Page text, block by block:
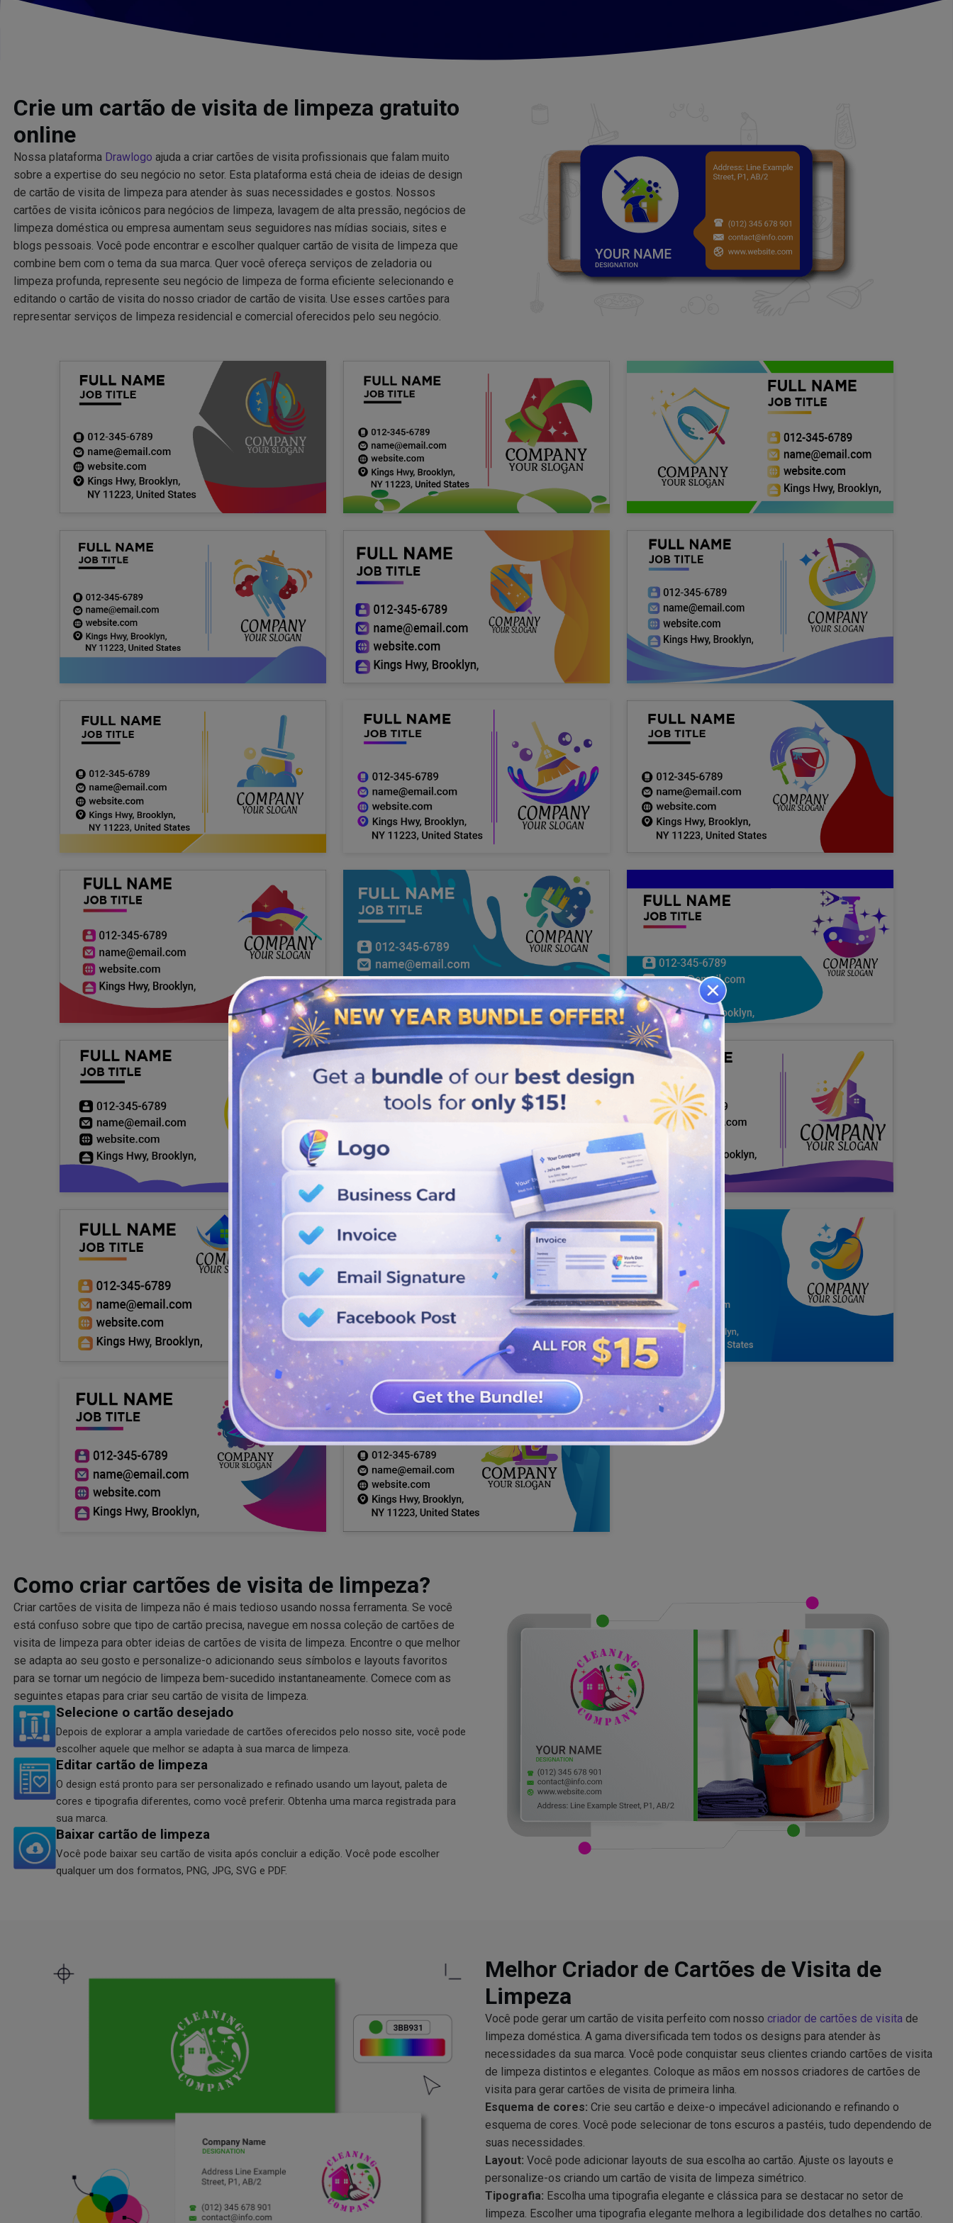
Crie um cartão de visita de limpeza gratuito
online
Nossa plataforma Drawlogo ajuda a criar cartões de visita profissionais que falam muito
sobre a expertise do seu negócio no setor. Esta plataforma está cheia de ideias de design
de cartão de visita de limpeza para atender às suas necessidades e gostos. Nossos
cartões de visita icônicos para negócios de limpeza, lavagem de alta pressão, negócios de
limpeza doméstica ou empresa aumentam seus seguidores nas mídias sociais, sites e
blogs pessoais. Você pode encontrar e escolher qualquer cartão de visita de limpeza que
combine bem com o tema da sua marca. Quer você ofereça serviços de zeladoria ou
limpeza profunda, represente seu negócio de limpeza de forma eficiente selecionando e
editando o cartão de visita do nosso criador de cartão de visita. Use esses cartões para
representar serviços de limpeza residencial e comercial oferecidos pelo seu negócio.
Como criar cartões de visita de limpeza?
Criar cartões de visita de limpeza não é mais tedioso usando nossa ferramenta. Se você
está confuso sobre que tipo de cartão precisa, navegue em nossa coleção de cartões de
visita de limpeza para obter ideias de cartões de visita de limpeza. Encontre o que melhor
se adapta ao seu gosto e personalize-o adicionando seus símbolos e layouts favoritos
para se tornar um negócio de limpeza bem-sucedido instantaneamente. Comece com as
seguintes etapas para criar seu cartão de visita de limpeza.
Selecione o cartão desejado
Depois de explorar a ampla variedade de cartões oferecidos pelo nosso site, você pode
escolher aquele que melhor se adapta à sua marca de limpeza.
Editar cartão de limpeza
O design está pronto para ser personalizado e refinado usando um layout, paleta de
cores e tipografia diferentes, como você preferir. Obtenha uma marca registrada para
sua marca.
Baixar cartão de limpeza
Você pode baixar seu cartão de visita após concluir a edição. Você pode escolher
qualquer um dos formatos, PNG, JPG, SVG e PDF.
Melhor Criador de Cartões de Visita de
Limpeza
Você pode gerar um cartão de visita perfeito com nosso criador de cartões de visita de
limpeza doméstica. A gama diversificada tem todos os designs para atender às
necessidades da sua marca. Você pode conquistar seus clientes criando cartões de visita
de limpeza distintos e elegantes. Coloque as mãos em nossos criadores de cartões de
visita para gerar cartões de visita de primeira linha.
Esquema de cores: Crie seu cartão e deixe-o impecável adicionando e refinando o
esquema de cores. Você pode selecionar de tons escuros a pastéis, tudo dependendo de
suas necessidades.
Layout: Você pode adicionar layouts de sua escolha ao cartão. Ajuste os layouts e
personalize-os criando um cartão de visita de limpeza simétrico.
Tipografia: Escolha uma tipografia elegante e clássica para se destacar no setor de
limpeza. Escolher uma tipografia elegante melhora a legibilidade dos detalhes no cartão.